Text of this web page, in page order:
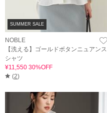
SUMMER SALE
NOBLE
【洗える】ゴールドボタンニュアンス
シャツ
¥11,550 30%OFF
(2)